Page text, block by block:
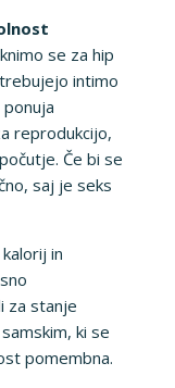
se za hip
intimo
reprodukcijo,
Če bi se
saj je seks
in
za stanje
ki se
pomembna.